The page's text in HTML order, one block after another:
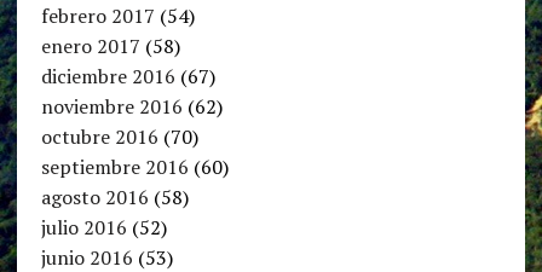
febrero 2017 (54)
enero 2017 (58)
diciembre 2016 (67)
noviembre 2016 (62)
octubre 2016 (70)
septiembre 2016 (60)
agosto 2016 (58)
julio 2016 (52)
junio 2016 (53)